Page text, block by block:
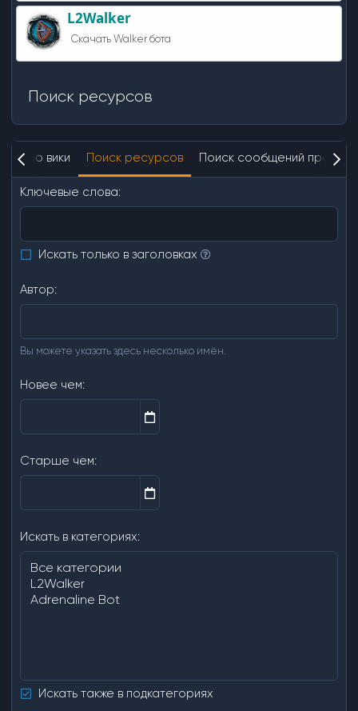
L2Walker
Скачать Walker бота
Поиск ресурсов
по вики Поиск ресурсов Поиск сообщений
Ключевые слова
Искать только в заголовках
Автор
Вы можете указать здесь несколько имён.
Новее чем
Старше чем
Искать в категориях
Искать также в подкатегориях